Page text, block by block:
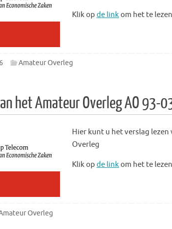
Klik op de linkom het te
Amateur Overleg
het Amateur Overleg AO 93-
Hier kunt u het verslag lezen
Overleg
Klik op de linkom het te
Overleg